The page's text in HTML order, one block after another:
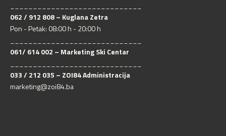
062 / 912 808 – Kuglana Zetra
Pon - Petak: 08:00 h - 20:00 h
061/ 614 002 – Marketing Ski Centar
033 / 212 035 – ZOI84 Administracija
marketing@zoi84.ba